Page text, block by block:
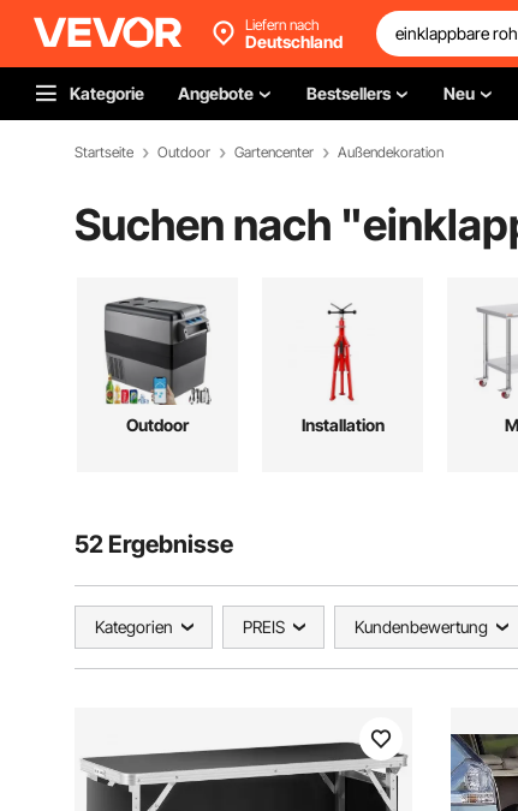
Liefern nach
Deutschland
Kategorie Angebote Bestsellers Neu
Startseite Outdoor Gartencenter Außendekoration
Suchen nach "
Outdoor Installation
52 Ergebnisse
Kategorien PREIS Kundenbewertung